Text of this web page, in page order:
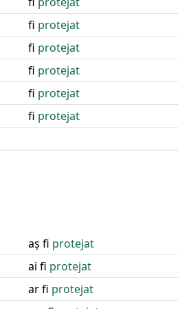
fi protejat
fi protejat
fi protejat
fi protejat
fi protejat
aș fi protejat
ai fi protejat
ar fi protejat